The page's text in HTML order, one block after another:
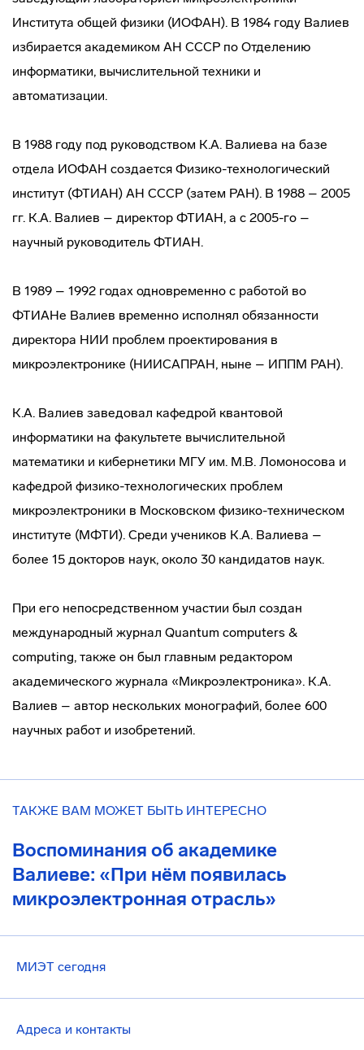
Института общей физики (ИОФАН). В 1984 году Валиев
избирается академиком АН СССР по Отделению
информатики, вычислительной техники и
автоматизации.
В 1988 году под руководством К.А. Валиева на базе
отдела ИОФАН создается Физико-технологический
институт (ФТИАН) АН СССР (затем РАН). В 1988 – 2005
гг. К.А. Валиев – директор ФТИАН, а с 2005-го –
научный руководитель ФТИАН.
В 1989 – 1992 годах одновременно с работой во
ФТИАНе Валиев временно исполнял обязанности
директора НИИ проблем проектирования в
микроэлектронике (НИИСАПРАН, ныне – ИППМ РАН).
К.А. Валиев заведовал кафедрой квантовой
информатики на факультете вычислительной
математики и кибернетики МГУ им. М.В. Ломоносова и
кафедрой физико-технологических проблем
микроэлектроники в Московском физико-техническом
институте (МФТИ). Среди учеников К.А. Валиева –
более 15 докторов наук, около 30 кандидатов наук.
При его непосредственном участии был создан
международный журнал Quantum computers &
computing, также он был главным редактором
академического журнала «Микроэлектроника». К.А.
Валиев – автор нескольких монографий, более 600
научных работ и изобретений.
ТАКЖЕ ВАМ МОЖЕТ БЫТЬ ИНТЕРЕСНО
Воспоминания об академике
Валиеве: «При нём появилась
микроэлектронная отрасль»
МИЭТ сегодня
Адреса и контакты